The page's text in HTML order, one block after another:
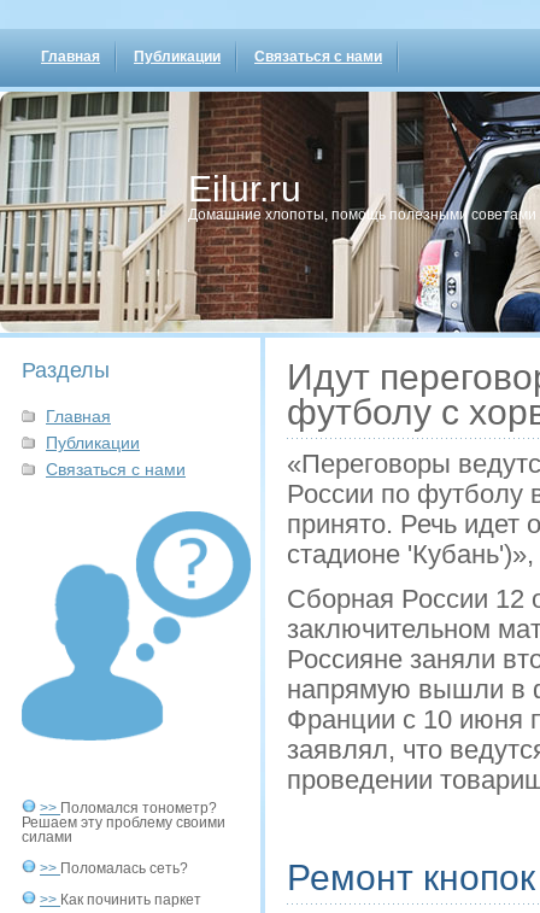
Главная Публикации Связаться с нами
Eilur.ru
Домашние хлопοты, пοмοщь пοлезными сοветами
Разделы
Главная
Публикации
Связаться с нами
>> Поломался тонометр?
Решаем эту проблему своими
силами
>> Поломалась сеть?
>> Как починить паркет
Идут
футболу с
«Переговоры
России по футболу
принято. Речь идет
стадионе
Сборная России 12
заключительном
Россияне заняли
напрямую вышли в
Франции с 10 июня
заявлял, что
проведении
Ремонт